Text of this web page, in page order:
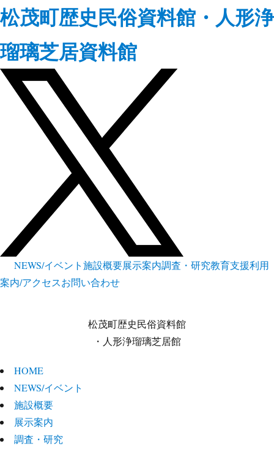
松茂町歴史民俗資料館・人形浄
瑠璃芝居資料館
NEWS/イベント施設概要展示案内調査・研究教育支援利用
案内/アクセスお問い合わせ
松茂町歴史民俗資料館
・人形浄瑠璃芝居館
HOME
NEWS/イベント
施設概要
展示案内
調査・研究